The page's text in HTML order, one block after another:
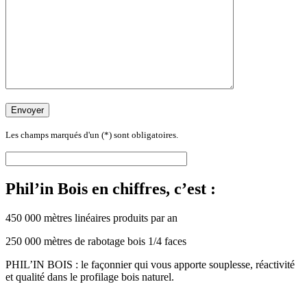
Les champs marqués d'un (*) sont obligatoires.
Phil’in Bois en chiffres, c’est :
450 000 mètres linéaires produits par an
250 000 mètres de rabotage bois 1/4 faces
PHIL’IN BOIS : le façonnier qui vous apporte souplesse, réactivité
et qualité dans le profilage bois naturel.